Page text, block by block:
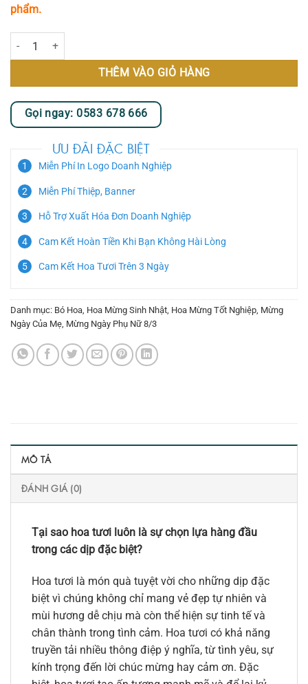
phẩm.
Pink Delight số lượng
THÊM VÀO GIỎ HÀNG
Gọi ngay: 0583 678 666
ƯU ĐÃI ĐẶC BIỆT
Miễn Phí In Logo Doanh Nghiệp
Miễn Phí Thiệp, Banner
Hỗ Trợ Xuất Hóa Đơn Doanh Nghiệp
Cam Kết Hoàn Tiền Khi Bạn Không Hài Lòng
Cam Kết Hoa Tươi Trên 3 Ngày
Danh mục: Bó Hoa, Hoa Mừng Sinh Nhật, Hoa Mừng Tốt Nghiệp, Mừng
Ngày Của Mẹ, Mừng Ngày Phụ Nữ 8/3
MÔ TẢ
ĐÁNH GIÁ (0)
Tại sao hoa tươi luôn là sự chọn lựa hàng đầu
trong các dịp đặc biệt?
Hoa tươi là món quà tuyệt vời cho những dịp đặc
biệt vì chúng không chỉ mang vẻ đẹp tự nhiên và
mùi hương dễ chịu mà còn thể hiện sự tinh tế và
chân thành trong tình cảm. Hoa tươi có khả năng
truyền tải nhiều thông điệp ý nghĩa, từ tình yêu, sự
kính trọng đến lời chúc mừng hay cảm ơn. Đặc